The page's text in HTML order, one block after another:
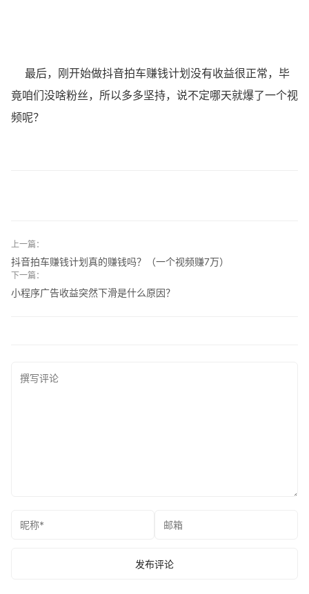
最后，刚开始做抖音拍车赚钱计划没有收益很正常，毕
竟咱们没啥粉丝，所以多多坚持，说不定哪天就爆了一个视
频呢？
上一篇：
抖音拍车赚钱计划真的赚钱吗？（一个视频赚7万）
下一篇：
小程序广告收益突然下滑是什么原因？